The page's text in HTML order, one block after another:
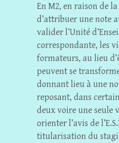
En M2, en raison de
d’attribuer une note
valider l’Unité
correspondante, les
formateurs, au lieu
peuvent se
donnant lieu à une
reposant, dans
deux voire une seule
orienter l’avis de
titularisation du